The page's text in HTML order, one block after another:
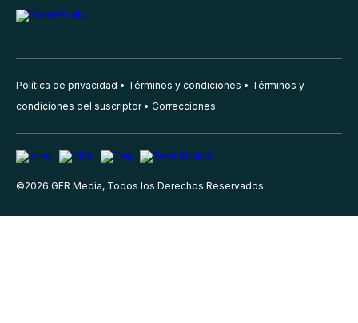
Política de privacidad Términos y condiciones
Términos y
condiciones del suscriptor
Correcciones
©2026 GFR Media, Todos los Derechos Reservados.